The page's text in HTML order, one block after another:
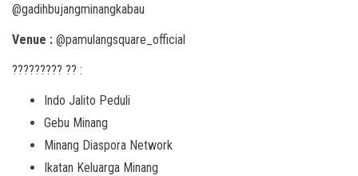
@gadihbujangminangkabau
Venue : @pamulangsquare_official
????????? ?? :
Indo Jalito Peduli
Gebu Minang
Minang Diaspora Network
Ikatan Keluarga Minang